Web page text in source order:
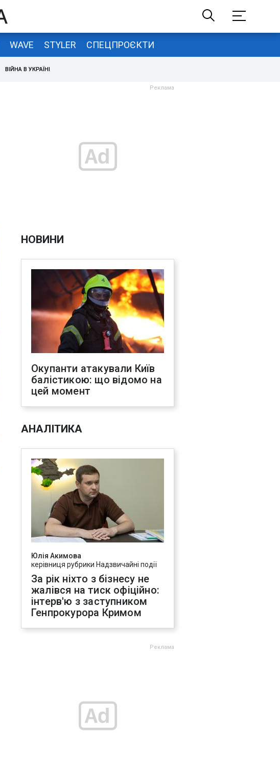
WAVE STYLER СПЕЦПРОЄКТИ
ВІЙНА В УКРАЇНІ
НОВИНИ
Окупанти атакували Київ
балістикою: що відомо на
цей момент
АНАЛІТИКА
Юлія Акимова
керівниця рубрики Надзвичайні події
За рік ніхто з бізнесу не
жалівся на тиск офіційно:
інтерв'ю з заступником
Генпрокурора Кримом